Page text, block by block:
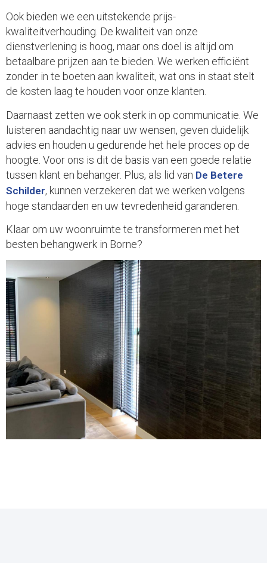
Ook bieden we een uitstekende prijs-
kwaliteitverhouding. De kwaliteit van onze
dienstverlening is hoog, maar ons doel is altijd om
betaalbare prijzen aan te bieden. We werken efficiënt
zonder in te boeten aan kwaliteit, wat ons in staat stelt
de kosten laag te houden voor onze klanten.
Daarnaast zetten we ook sterk in op communicatie. We
luisteren aandachtig naar uw wensen, geven duidelijk
advies en houden u gedurende het hele proces op de
hoogte. Voor ons is dit de basis van een goede relatie
tussen klant en behanger. Plus, als lid van De Betere
Schilder, kunnen verzekeren dat we werken volgens
hoge standaarden en uw tevredenheid garanderen.
Klaar om uw woonruimte te transformeren met het
besten behangwerk in Borne?